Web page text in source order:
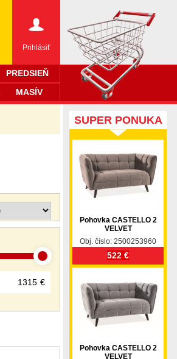
Prihlásiť
€
SUPER PONUKA
Pohovka CASTELLO 2
VELVET
Obj. číslo: 2500253960
522 €
Pohovka CASTELLO 2
VELVET
PREDSIEŇ
MASÍV